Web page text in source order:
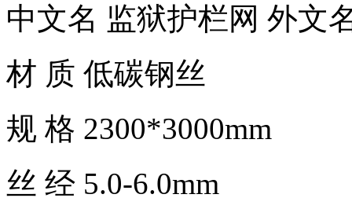
中文名 监狱护栏网 外文
材 质 低碳钢丝
规 格 2300*3000mm
丝 经 5.0-6.0mm